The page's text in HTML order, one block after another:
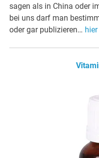
sagen als in China oder
bei uns darf man
oder gar publizieren…